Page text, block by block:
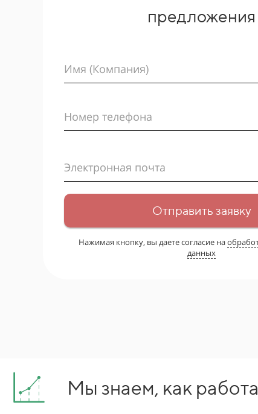
предложения
Имя (Компания)
Номер телефона
Электронная почта
Отправить заявку
Нажимая кнопку, вы даете согласие на
данных
Мы знаем, как